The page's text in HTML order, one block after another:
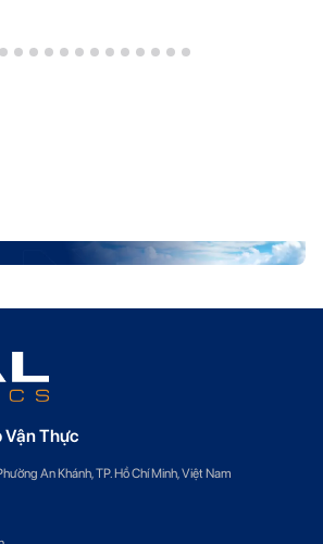
Vận Thực
An Khánh, TP. Hồ Chí Minh, Việt Nam